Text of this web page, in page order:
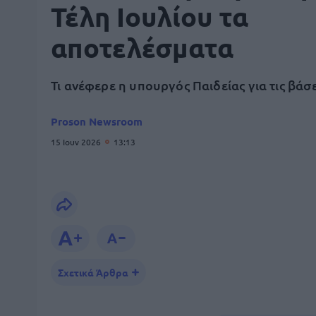
Τέλη Ιουλίου τα
αποτελέσματα
Τι ανέφερε η υπουργός Παιδείας για τις
Proson Newsroom
15 Ιουν 2026 13:13
Σχετικά Άρθρα